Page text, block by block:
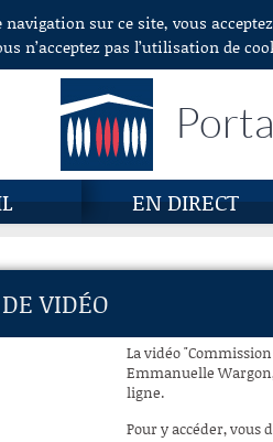
sur ce site, vous
n’acceptez pas l’utilisation de
EN DIRECT
VIDÉO
La vidéo
Emmanuelle
ligne.
Pour y accéder, vous